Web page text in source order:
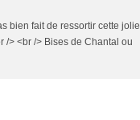
bien fait de ressortir cette jolie
/> <br /> Bises de Chantal ou